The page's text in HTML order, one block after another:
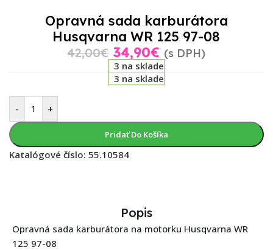
Opravná sada karburátora
Husqvarna WR 125 97-08
42,00€ 34,90€ (s DPH)
3 na sklade
3 na sklade
- +
Pridať Do Košíka
Katalógové číslo: 55.10584
Popis
Opravná sada karburátora na motorku Husqvarna WR
125 97-08